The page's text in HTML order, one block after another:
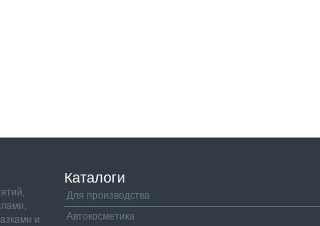
и
Каталоги
Для производства
Автокосметика